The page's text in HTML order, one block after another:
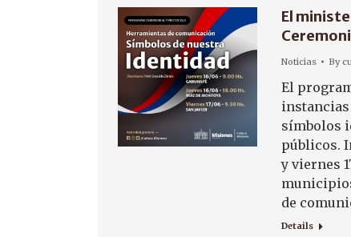
El
Noticias By
El
símbolos
públicos.
y viernes
de
Details